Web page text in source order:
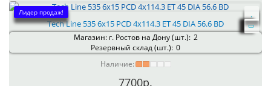
Лидер продаж!
Tech Line 535 6x15 PCD 4x114.3 ET 45 DIA 56.6 BD
Магазин: г. Ростов на Дону (шт.): 2
Резервный склад (шт.): 0
Наличие:
7700р.